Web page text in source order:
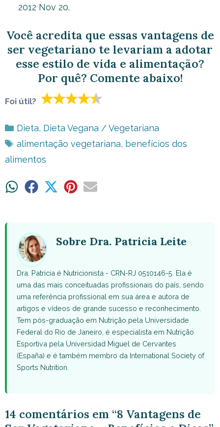
2012 Nov 20.
Você acredita que essas vantagens de
ser vegetariano te levariam a adotar
esse estilo de vida e alimentação?
Por quê? Comente abaixo!
Foi útil?
Categorias
Dieta, Dieta Vegana / Vegetariana
Tags
alimentação vegetariana, benefícios dos
alimentos
ShareShare ShareShareShare
Sobre Dra. Patricia Leite
Dra. Patricia é Nutricionista - CRN-RJ 0510146-5. Ela é
uma das mais conceituadas profissionais do país, sendo
uma referência profissional em sua área e autora de
artigos e vídeos de grande sucesso e reconhecimento.
Tem pós-graduação em Nutrição pela Universidade
Federal do Rio de Janeiro, é especialista em Nutrição
Esportiva pela Universidad Miguel de Cervantes
(España) e é também membro da International Society of
Sports Nutrition.
14 comentários em “8 Vantagens de